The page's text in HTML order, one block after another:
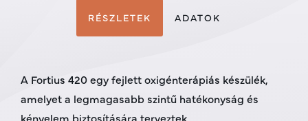
RÉSZLETEK ADATOK
A Fortius 420 egy fejlett oxigénterápiás készülék,
amelyet a legmagasabb szintű hatékonyság és
kényelem biztosítására terveztek.